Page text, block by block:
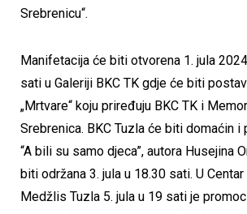
Srebrenicu“.
Manifetacija će biti otvorena 1. jula
sati u Galeriji BKC TK gdje će biti
„Mrtvare“ koju priređuju BKC TK i
Srebrenica. BKC Tuzla će biti domaćin i
“A bili su samo djeca”, autora Husejina
biti održana 3. jula u 18.30 sati. U
Medžlis Tuzla 5. jula u 19 sati je